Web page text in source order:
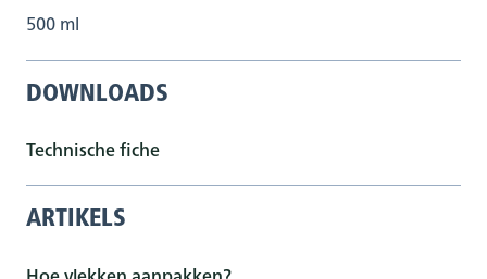
500 ml
DOWNLOADS
Technische fiche
ARTIKELS